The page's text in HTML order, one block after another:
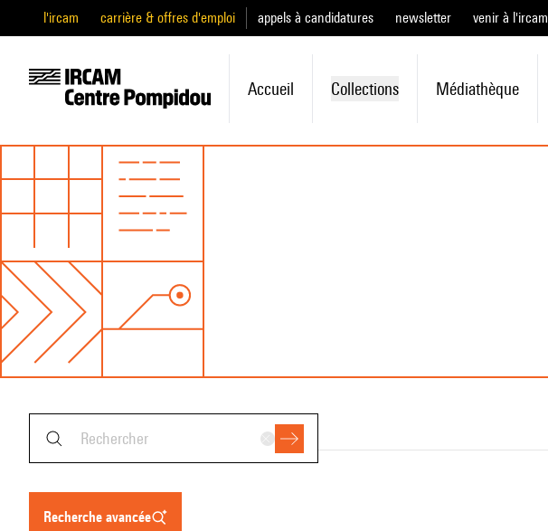
l'ircam carrière & offres d'emploi appels à candidatures newsletter venir à l'ircam
Accueil Collections Médiathèque
recherche avancée